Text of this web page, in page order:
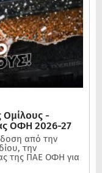
Ομίλους -
ΟΦΗ 2026-27
από την
την
της ΠΑΕ ΟΦΗ για